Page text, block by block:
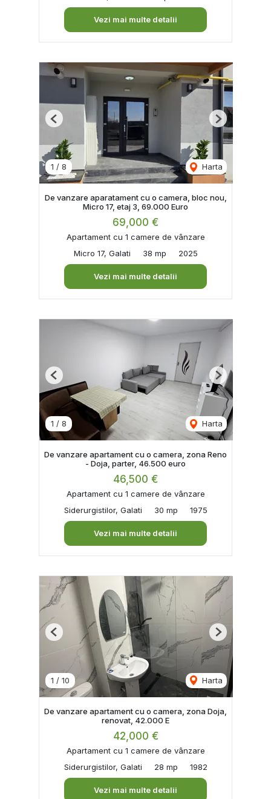
Vezi mai multe detalii
1 / 8 Harta
Previous Next
De vanzare aparatament cu o camera, bloc nou,
Micro 17, etaj 3, 69.000 Euro
69,000 €
Apartament cu 1 camere de vânzare
Micro 17, Galati
38 mp 2025
Vezi mai multe detalii
1 / 8 Harta
Previous Next
De vanzare apartament cu o camera, zona Reno
- Doja, parter, 46.500 euro
46,500 €
Apartament cu 1 camere de vânzare
Siderurgistilor, Galati
30 mp 1975
Vezi mai multe detalii
1 / 10 Harta
Previous Next
De vanzare apartament cu o camera, zona Doja,
renovat, 42.000 E
42,000 €
Apartament cu 1 camere de vânzare
Siderurgistilor, Galati
28 mp 1982
Vezi mai multe detalii